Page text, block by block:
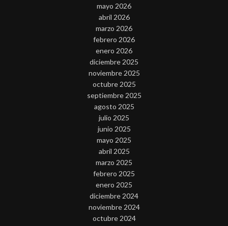
mayo 2026
abril 2026
marzo 2026
febrero 2026
enero 2026
diciembre 2025
noviembre 2025
octubre 2025
septiembre 2025
agosto 2025
julio 2025
junio 2025
mayo 2025
abril 2025
marzo 2025
febrero 2025
enero 2025
diciembre 2024
noviembre 2024
octubre 2024